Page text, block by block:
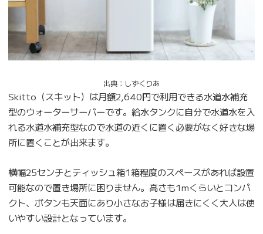
出典：しずくりあ
Skitto（スキット）は月額2,640円で利用できる水道水補充
型のウォーターサーバーです。給水タンクに自分で水道水を入
れる水道水補充型なので水道の近くに置く必要がなく好きな場
所に置くことが出来ます。
横幅25センチとティッシュ箱1箱程度のスペースがあれば設置
可能なので置き場所に困りません。高さも1mくらいとコンパ
クト、ボタンも天面にあり小さなお子様は届きにくく大人は使
いやすい設計となっています。